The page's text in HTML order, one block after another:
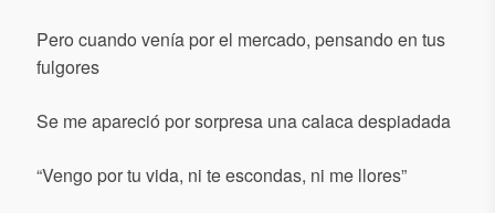
Pero cuando venía por el mercado, pensando en tus
fulgores
Se me apareció por sorpresa una calaca despiadada
“Vengo por tu vida, ni te escondas, ni me llores”